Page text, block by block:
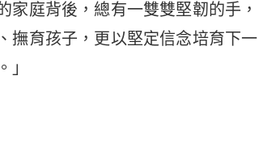
庭背後，總有一雙雙堅韌的手，
撫育孩子，更以堅定信念培育下一
」